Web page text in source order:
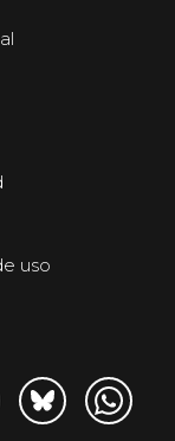
uso